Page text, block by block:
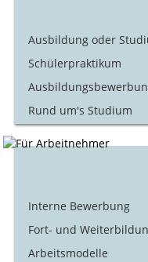
Ausbildung oder
Schülerpraktikum
Rund um's Studium
Interne Bewerbung
Fort- und
Arbeitsmodelle